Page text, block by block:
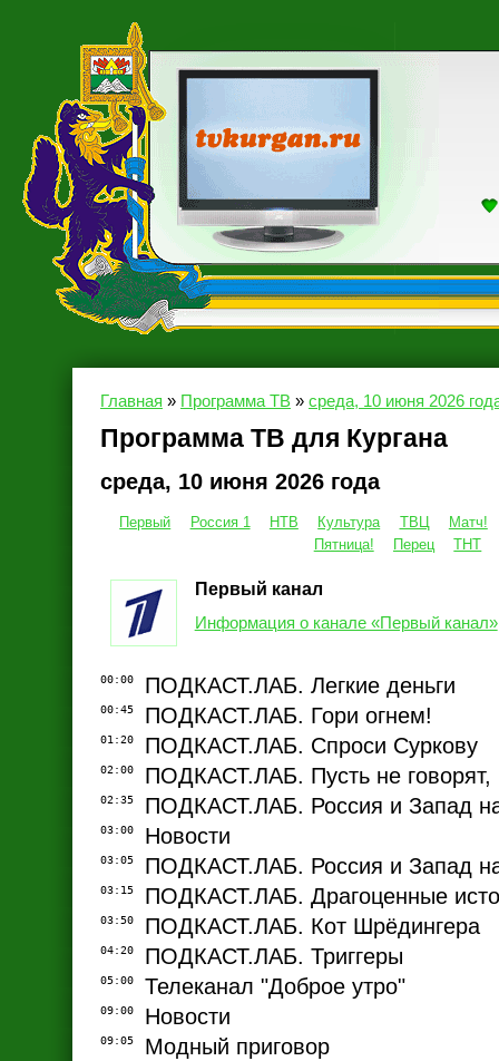
Главная » Программа ТВ » среда, 10 июня 2026
Программа ТВ для Кургана
среда, 10 июня 2026 года
Первый Россия 1 НТВ Культура ТВЦ
Матч!
Пятница!
Перец ТНТ
Первый канал
Информация о канале «Первый канал»
00:00 ПОДКАСТ.ЛАБ. Легкие деньги
00:45 ПОДКАСТ.ЛАБ. Гори огнем!
01:20 ПОДКАСТ.ЛАБ. Спроси Суркову
02:00 ПОДКАСТ.ЛАБ. Пусть не говорят,
02:35 ПОДКАСТ.ЛАБ. Россия и Запад на
03:00 Новости
03:05 ПОДКАСТ.ЛАБ. Россия и Запад на
03:15 ПОДКАСТ.ЛАБ. Драгоценные
03:50 ПОДКАСТ.ЛАБ. Кот Шрёдингера
04:20 ПОДКАСТ.ЛАБ. Триггеры
05:00 Телеканал "Доброе утро"
09:00 Новости
09:05 Модный приговор